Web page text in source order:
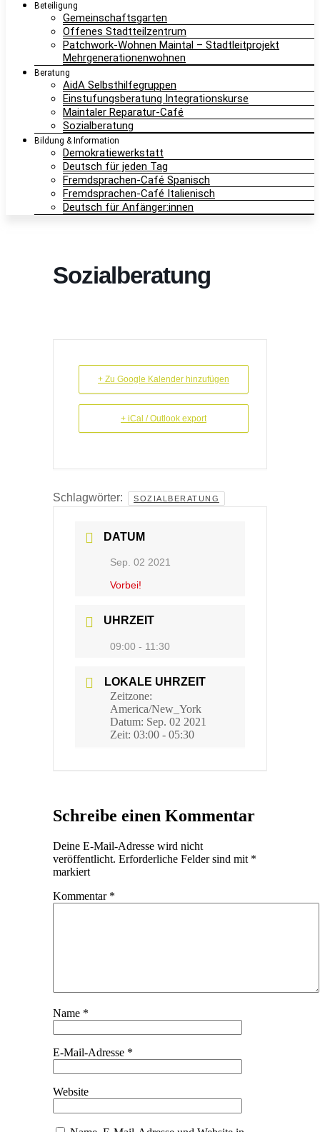
Beteiligung
Gemeinschaftsgarten
Offenes Stadtteilzentrum
Patchwork-Wohnen Maintal – Stadtleitprojekt
Mehrgenerationenwohnen
Beratung
AidA Selbsthilfegruppen
Einstufungsberatung Integrationskurse
Maintaler Reparatur-Café
Sozialberatung
Bildung & Information
Demokratiewerkstatt
Deutsch für jeden Tag
Fremdsprachen-Café Spanisch
Fremdsprachen-Café Italienisch
Deutsch für Anfänger:innen
Sozialberatung
+ Zu Google Kalender hinzufügen
+ iCal / Outlook export
Schlagwörter: SOZIALBERATUNG
DATUM
Sep. 02 2021
Vorbei!
UHRZEIT
09:00 - 11:30
LOKALE UHRZEIT
Zeitzone:
America/New_York
Datum: Sep. 02 2021
Zeit: 03:00 - 05:30
Schreibe einen Kommentar
Deine E-Mail-Adresse wird nicht
veröffentlicht. Erforderliche Felder sind mit *
markiert
Kommentar *
Name *
E-Mail-Adresse *
Website